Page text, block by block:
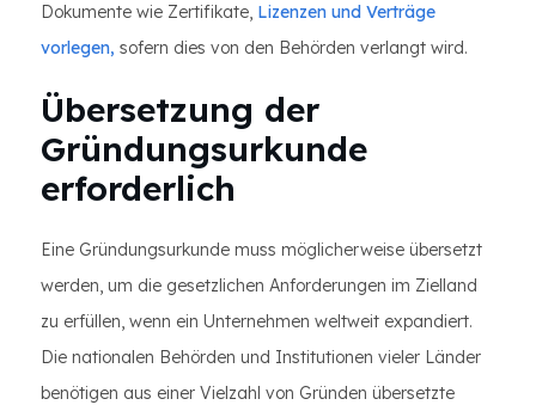
Dokumente wie Zertifikate, Lizenzen und Verträge
vorlegen, sofern dies von den Behörden verlangt wird.
Übersetzung der
Gründungsurkunde
erforderlich
Eine Gründungsurkunde muss möglicherweise übersetzt
werden, um die gesetzlichen Anforderungen im Zielland
zu erfüllen, wenn ein Unternehmen weltweit expandiert.
Die nationalen Behörden und Institutionen vieler Länder
benötigen aus einer Vielzahl von Gründen übersetzte